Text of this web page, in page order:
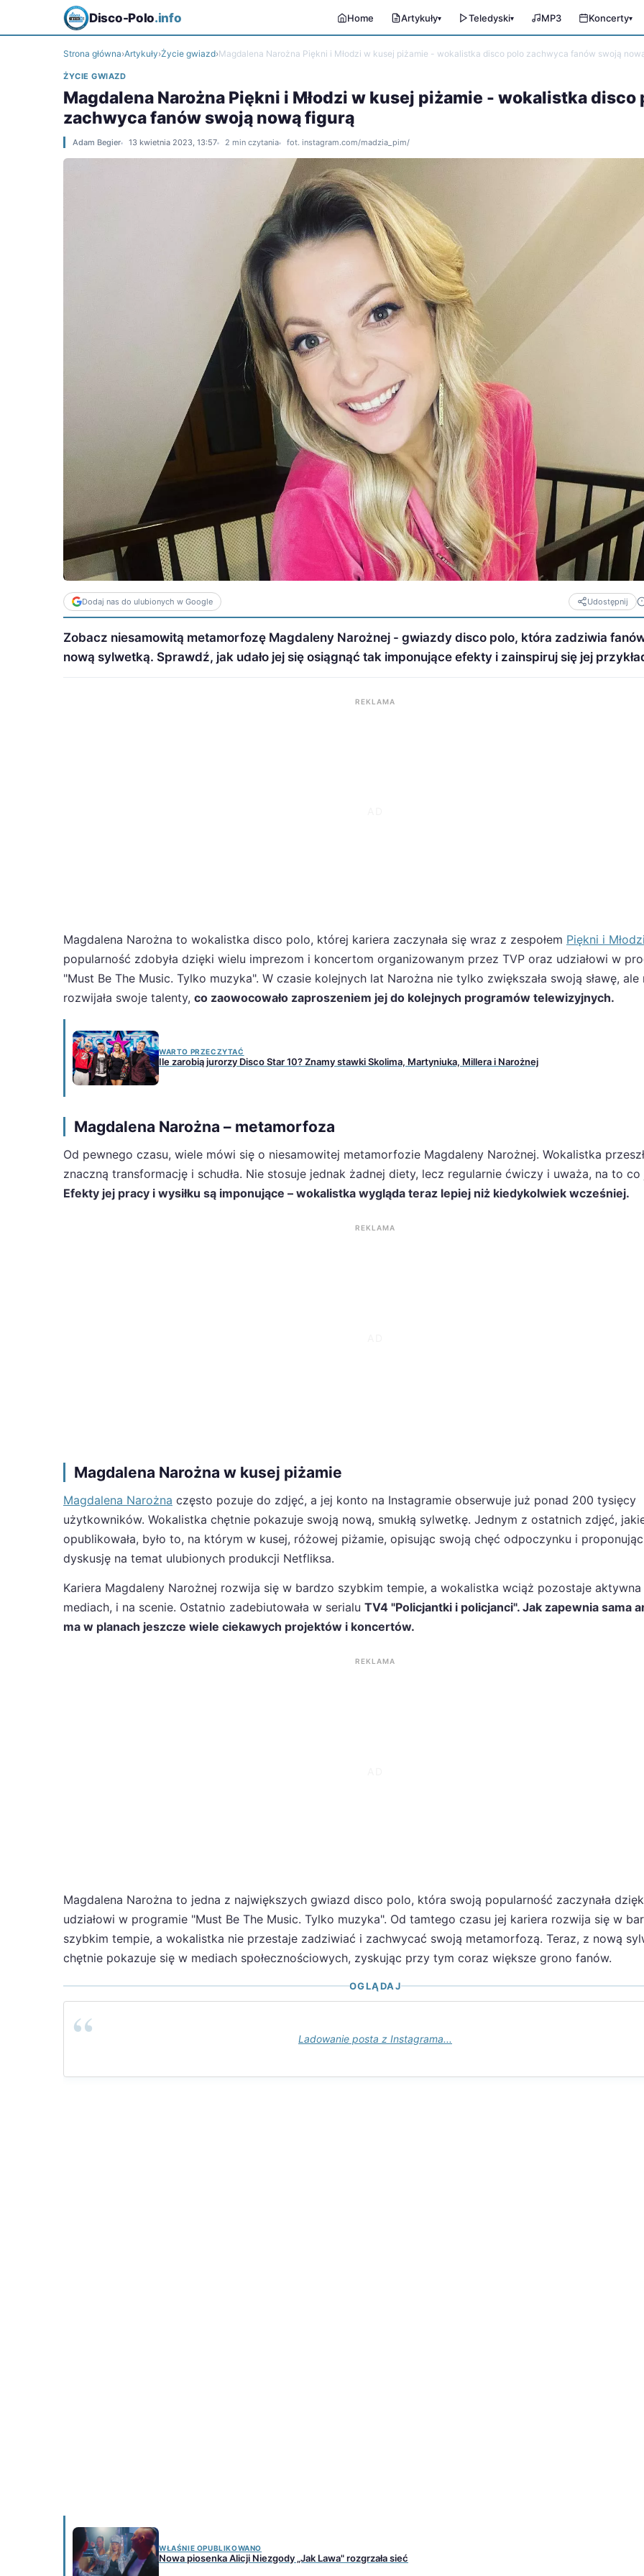
Disco-Polo.info Home Artykuły▾ Teledyski▾ MP3 Koncerty▾
Strona główna›Artykuły›Życie gwiazd›Magdalena Narożna Piękni i Młodzi w kusej piżamie - wokalistka disco polo zachwyca fanów swoją
ŻYCIE GWIAZD
Magdalena Narożna Piękni i Młodzi w kusej piżamie - wokalistka disco
zachwyca fanów swoją nową figurą
Adam Begier 13 kwietnia 2023, 13:57 2 min czytania fot. instagram.com/madzia_pim/
Dodaj nas do ulubionych w Google Udostępnij
Zobacz niesamowitą metamorfozę Magdaleny Narożnej - gwiazdy disco polo, która zadziwia
nową sylwetką. Sprawdź, jak udało jej się osiągnąć tak imponujące efekty i zainspiruj się jej
REKLAMA
Magdalena Narożna to wokalistka disco polo, której kariera zaczynała się wraz z zespołem Piękni i Młodzi
popularność zdobyła dzięki wielu imprezom i koncertom organizowanym przez TVP oraz udziałowi w
"Must Be The Music. Tylko muzyka". W czasie kolejnych lat Narożna nie tylko zwiększała swoją sławę, ale
rozwijała swoje talenty, co zaowocowało zaproszeniem jej do kolejnych programów telewizyjnych.
WARTO PRZECZYTAĆ
Ile zarobią jurorzy Disco Star 10? Znamy stawki Skolima, Martyniuka, Millera i Narożnej
Magdalena Narożna – metamorfoza
Od pewnego czasu, wiele mówi się o niesamowitej metamorfozie Magdaleny Narożnej. Wokalistka
znaczną transformację i schudła. Nie stosuje jednak żadnej diety, lecz regularnie ćwiczy i uważa, na to co
Efekty jej pracy i wysiłku są imponujące – wokalistka wygląda teraz lepiej niż kiedykolwiek wcześniej.
REKLAMA
Magdalena Narożna w kusej piżamie
Magdalena Narożna często pozuje do zdjęć, a jej konto na Instagramie obserwuje już ponad 200 tysięcy
użytkowników. Wokalistka chętnie pokazuje swoją nową, smukłą sylwetkę. Jednym z ostatnich zdjęć,
opublikowała, było to, na którym w kusej, różowej piżamie, opisując swoją chęć odpoczynku i
dyskusję na temat ulubionych produkcji Netfliksa.
Kariera Magdaleny Narożnej rozwija się w bardzo szybkim tempie, a wokalistka wciąż pozostaje
mediach, i na scenie. Ostatnio zadebiutowała w serialu TV4 "Policjantki i policjanci". Jak zapewnia sama
ma w planach jeszcze wiele ciekawych projektów i koncertów.
REKLAMA
Magdalena Narożna to jedna z największych gwiazd disco polo, która swoją popularność zaczynała
udziałowi w programie "Must Be The Music. Tylko muzyka". Od tamtego czasu jej kariera rozwija się w
szybkim tempie, a wokalistka nie przestaje zadziwiać i zachwycać swoją metamorfozą. Teraz, z nową
chętnie pokazuje się w mediach społecznościowych, zyskując przy tym coraz większe grono fanów.
OGLĄDAJ
Ladowanie posta z Instagrama...
WŁAŚNIE OPUBLIKOWANO
Nowa piosenka Alicji Niezgody „Jak Lawa" rozgrzała sieć